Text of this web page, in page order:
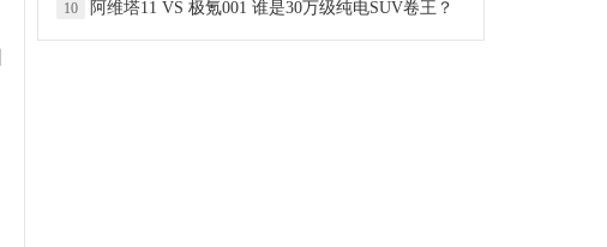
10 阿维塔11 VS 极氪001 谁是30万级纯电SUV卷王？